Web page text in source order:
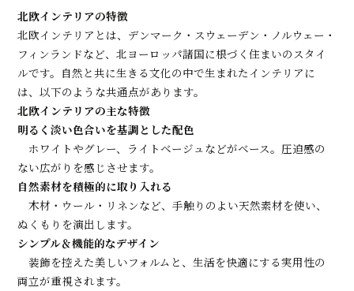
北欧インテリアの特徴
北欧インテリアとは、デンマーク・スウェーデン・ノルウェー・
フィンランドなど、北ヨーロッパ諸国に根づく住まいのスタイ
ルです。自然と共に生きる文化の中で生まれたインテリアに
は、以下のような共通点があります。
北欧インテリアの主な特徴
明るく淡い色合いを基調とした配色
ホワイトやグレー、ライトベージュなどがベース。圧迫感の
ない広がりを感じさせます。
自然素材を積極的に取り入れる
木材・ウール・リネンなど、手触りのよい天然素材を使い、
ぬくもりを演出します。
シンプル＆機能的なデザイン
装飾を控えた美しいフォルムと、生活を快適にする実用性の
両立が重視されます。